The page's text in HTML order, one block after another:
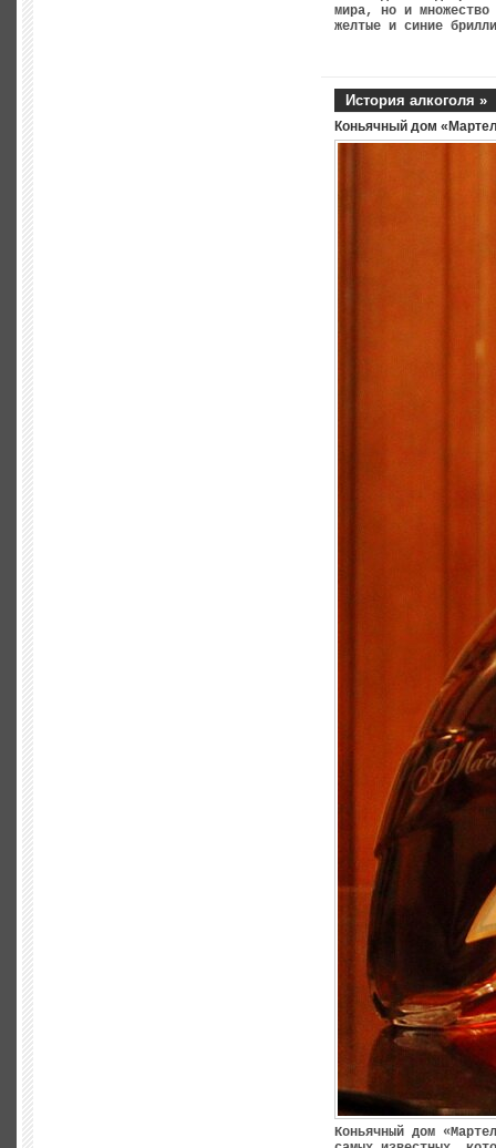
мира, но и множество
желтые и синие
История алкоголя »
Коньячный дом
Коньячный дом